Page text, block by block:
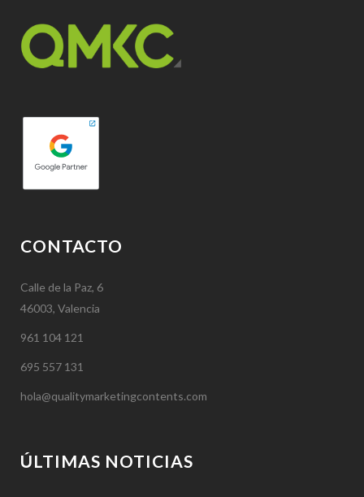
CONTACTO
Calle de la Paz, 6
46003, Valencia
961 104 121
695 557 131
hola@qualitymarketingcontents.com
ÚLTIMAS NOTICIAS